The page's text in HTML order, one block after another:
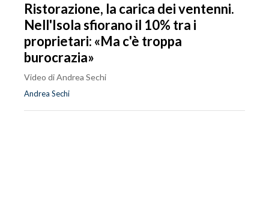
Ristorazione, la carica dei ventenni.
Nell'Isola sfiorano il 10% tra i
proprietari: «Ma c'è troppa
burocrazia»
Video di Andrea Sechi
Andrea Sechi